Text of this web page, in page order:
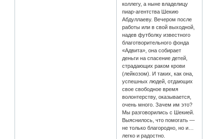
коллегу, а ныне владелицу
пиар-агентства Шекию
Абдуллаеву. Вечером после
работы или в свой выходной,
надев футболку известного
благотворительного фонда
«Адвита», она собирает
деньги на спасение детей,
страдающих раком крови
(лейкозом). И таких, как она,
успешных людей, отдающих
свое свободное время
волонтерству, оказывается,
очень много. Зачем им это?
Мы разговорились с Шекией.
Выяснилось, что помогать —
не только благородно, но и…
легко и радостно.